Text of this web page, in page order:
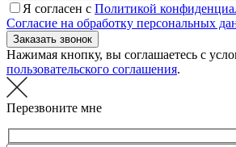
Я согласен с Политикой
Согласие на обработку персональных
Нажимая кнопку, вы соглашаетесь с
пользовательского соглашения.
Перезвоните мне